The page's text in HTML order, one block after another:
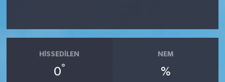
HISSEDILEN
0°
NEM
%